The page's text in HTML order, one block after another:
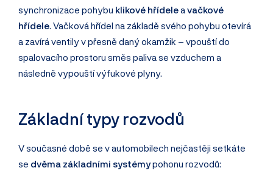
synchronizace pohybu klikové hřídeleavačkové
hřídele. Vačková hřídel na základě svého pohybu otevírá
a zavírá ventily v přesně daný okamžik – vpouští do
spalovacího prostoru směs paliva se vzduchem a
následně vypouští výfukové plyny.
Základní typy rozvodů
V současné době se v automobilech nejčastěji setkáte
se dvěma základními systémypohonu rozvodů: